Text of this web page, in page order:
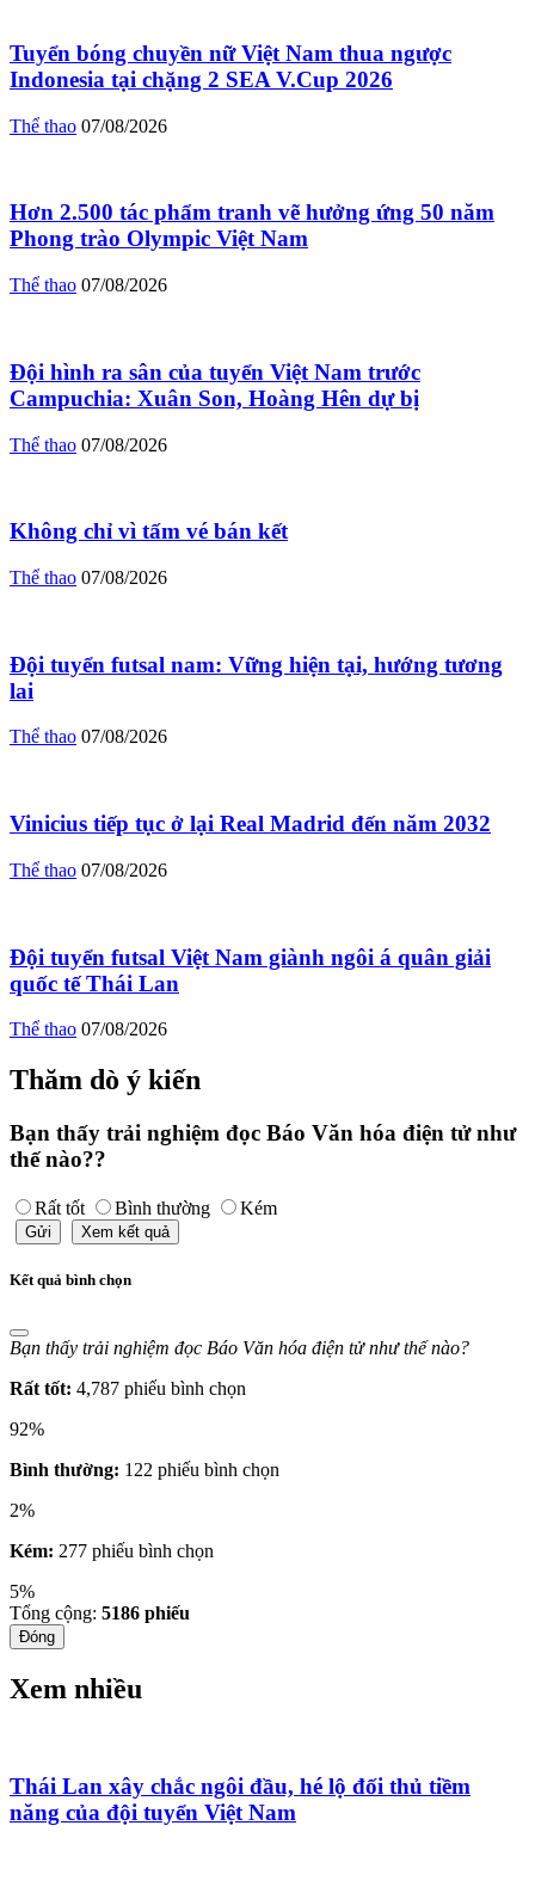
Tuyển bóng chuyền nữ Việt Nam thua ngược
Indonesia tại chặng 2 SEA V.Cup 2026
Thể thao 07/08/2026
Hơn 2.500 tác phẩm tranh vẽ hưởng ứng 50 năm
Phong trào Olympic Việt Nam
Thể thao 07/08/2026
Đội hình ra sân của tuyển Việt Nam trước
Campuchia: Xuân Son, Hoàng Hên dự bị
Thể thao 07/08/2026
Không chỉ vì tấm vé bán kết
Thể thao 07/08/2026
Đội tuyển futsal nam: Vững hiện tại, hướng tương
lai
Thể thao 07/08/2026
Vinicius tiếp tục ở lại Real Madrid đến năm 2032
Thể thao 07/08/2026
Đội tuyển futsal Việt Nam giành ngôi á quân giải
quốc tế Thái Lan
Thể thao 07/08/2026
Thăm dò ý kiến
Bạn thấy trải nghiệm đọc Báo Văn hóa điện tử như
thế nào??
Rất tốt Bình thường Kém
Gửi Xem kết quả
Kết quả bình chọn
Bạn thấy trải nghiệm đọc Báo Văn hóa điện tử như thế nào?
Rất tốt: 4,787 phiếu bình chọn
92%
Bình thường: 122 phiếu bình chọn
2%
Kém: 277 phiếu bình chọn
5%
Tổng cộng: 5186 phiếu
Đóng
Xem nhiều
Thái Lan xây chắc ngôi đầu, hé lộ đối thủ tiềm
năng của đội tuyển Việt Nam